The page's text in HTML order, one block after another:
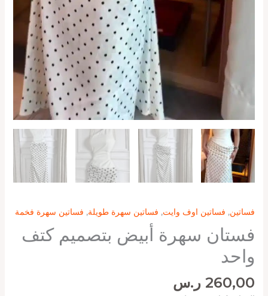
فساتين, فساتين اوف وايت, فساتين سهرة طويلة, فساتين سهرة فخمة
فستان سهرة أبيض بتصميم كتف
واحد
260,00 ر.س